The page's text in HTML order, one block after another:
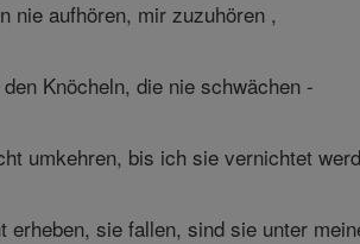
nie aufhören, mir zuzuhören ,
Knöcheln, die nie schwächen -
umkehren, bis ich sie vernichtet
sie fallen, sind sie unter